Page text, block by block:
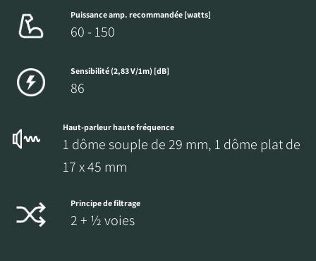
Puissance amp. recommandée [watts]
60 - 150
Sensibilité (2,83 V/1m) [dB]
86
Haut-parleur haute fréquence
1 dôme souple de 29 mm, 1 dôme plat de
17 x 45 mm
Principe de filtrage
2 + ½ voies